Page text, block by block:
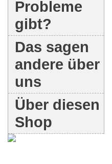
Probleme
gibt?
Das sagen
andere über
uns
Über diesen
Shop